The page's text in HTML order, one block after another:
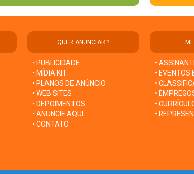
QUER ANUNCIAR ?
• PUBLICIDADE
• MÍDIA KIT
• PLANOS DE ANÚNCIO
• WEB SITES
• DEPOIMENTOS
• ANUNCIE AQUI
• CONTATO
•
• EVENTOS
•
•
•
•